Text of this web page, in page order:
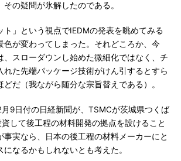
の疑問が氷解したのである。
」という視点でIEDMの発表を眺めてみる
色が変わってしまった。それどころか、今
、スローダウンし始めた微細化ではなく、チ
れた先端パッケージ技術がけん引するとすら
だ（我ながら随分な宗旨替えである）。
9日付の日経新聞が、TSMCが茨城県つくば
して後工程の材料開発の拠点を設けること
事実なら、日本の後工程の材料メーカーにと
なるかもしれないとも考えた。